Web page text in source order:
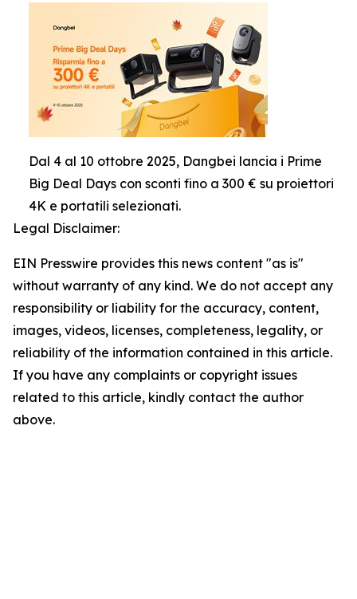
Dal 4 al 10 ottobre 2025, Dangbei lancia i Prime
Big Deal Days con sconti fino a 300 € su proiettori
4K e portatili selezionati.
Legal Disclaimer:
EIN Presswire provides this news content "as is"
without warranty of any kind. We do not accept any
responsibility or liability for the accuracy, content,
images, videos, licenses, completeness, legality, or
reliability of the information contained in this article.
If you have any complaints or copyright issues
related to this article, kindly contact the author
above.